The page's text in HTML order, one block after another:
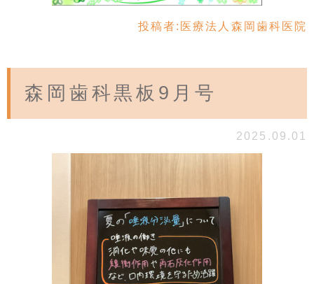
投稿者: 医療法人森岡歯科医院
森岡歯科黒板9月号
2025.09.01